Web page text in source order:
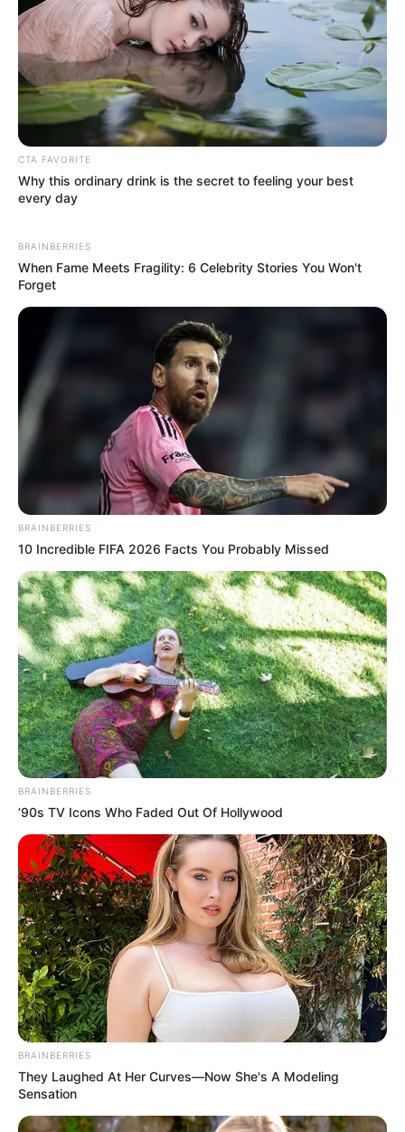
CTA FAVORITE
Why this ordinary drink is the secret to feeling your best
every day
BRAINBERRIES
When Fame Meets Fragility: 6 Celebrity Stories You Won't
Forget
BRAINBERRIES
10 Incredible FIFA 2026 Facts You Probably Missed
BRAINBERRIES
’90s TV Icons Who Faded Out Of Hollywood
BRAINBERRIES
They Laughed At Her Curves—Now She's A Modeling
Sensation